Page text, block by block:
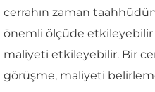
cerrahın zaman
önemli ölçüde
maliyeti etkileyebilir. Bir
görüşme, maliyeti